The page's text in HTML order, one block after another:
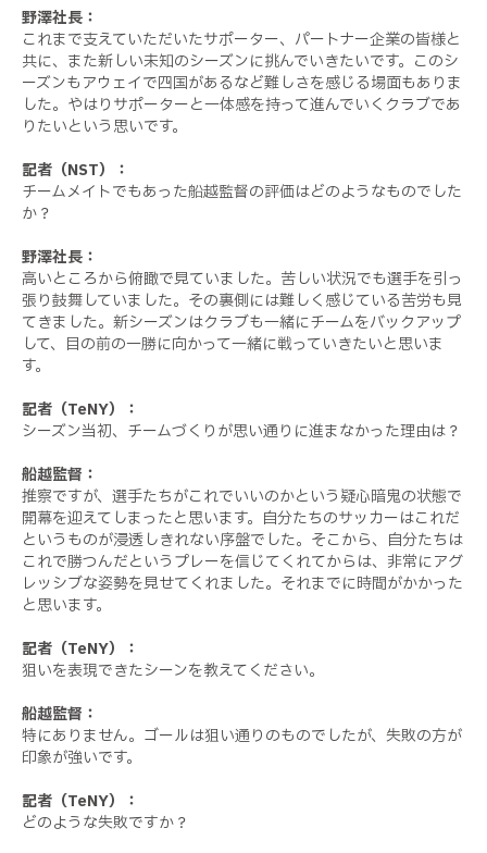
野澤社長：
これまで支えていただいたサポーター、パートナー企業の皆様と
共に、また新しい未知のシーズンに挑んでいきたいです。このシ
ーズンもアウェイで四国があるなど難しさを感じる場面もありま
した。やはりサポーターと一体感を持って進んでいくクラブであ
りたいという思いです。
記者（NST）：
チームメイトでもあった船越監督の評価はどのようなものでした
か？
野澤社長：
高いところから俯瞰で見ていました。苦しい状況でも選手を引っ
張り鼓舞していました。その裏側には難しく感じている苦労も見
てきました。新シーズンはクラブも一緒にチームをバックアップ
して、目の前の一勝に向かって一緒に戦っていきたいと思いま
す。
記者（TeNY）：
シーズン当初、チームづくりが思い通りに進まなかった理由は？
船越監督：
推察ですが、選手たちがこれでいいのかという疑心暗鬼の状態で
開幕を迎えてしまったと思います。自分たちのサッカーはこれだ
というものが浸透しきれない序盤でした。そこから、自分たちは
これで勝つんだというプレーを信じてくれてからは、非常にアグ
レッシブな姿勢を見せてくれました。それまでに時間がかかった
と思います。
記者（TeNY）：
狙いを表現できたシーンを教えてください。
船越監督：
特にありません。ゴールは狙い通りのものでしたが、失敗の方が
印象が強いです。
記者（TeNY）：
どのような失敗ですか？